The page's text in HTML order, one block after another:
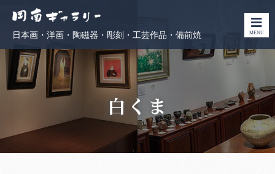
日本画・洋画・陶磁器・彫刻・工芸作品・備前焼 MENU
白くま